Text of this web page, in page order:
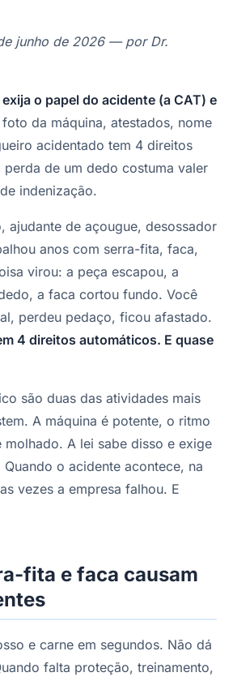
junho de 2026 — por Dr.
o papel do acidente (a CAT) e
foto da máquina, atestados, nome
acidentado tem 4 direitos
de um dedo costuma valer
indenização.
ajudante de açougue, desossador
anos com serra-fita, faca,
virou: a peça escapou, a
a faca cortou fundo. Você
perdeu pedaço, ficou afastado.
4 direitos automáticos. E quase
são duas das atividades mais
A máquina é potente, o ritmo
A lei sabe disso e exige
o acidente acontece, na
vezes a empresa falhou. E
fita e faca causam
e carne em segundos. Não dá
falta proteção, treinamento,